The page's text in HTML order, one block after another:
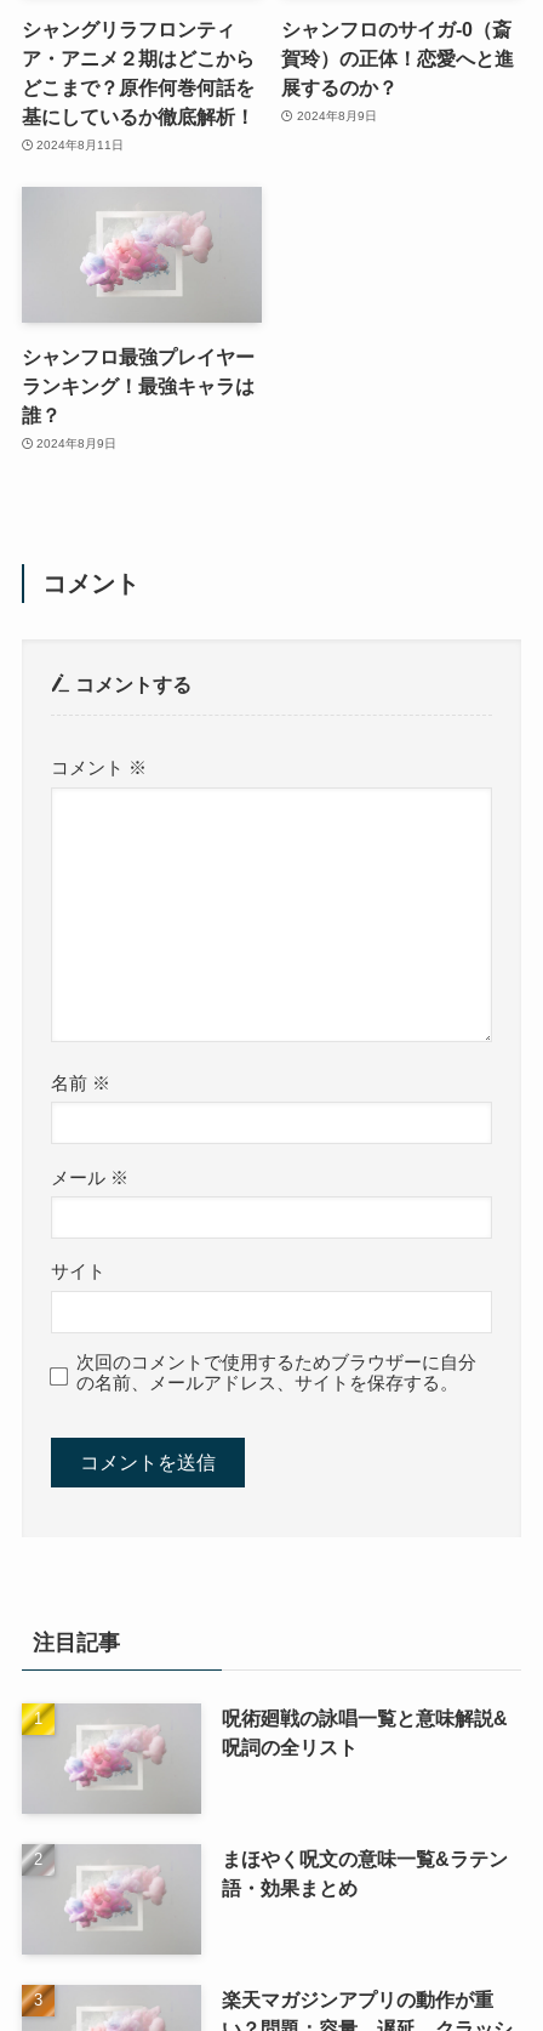
シャングリラフロンティ
ア・アニメ２期はどこから
どこまで？原作何巻何話を
基にしているか徹底解析！
2024年8月11日
シャンフロのサイガ-0（斎
賀玲）の正体！恋愛へと進
展するのか？
2024年8月9日
シャンフロ最強プレイヤー
ランキング！最強キャラは
誰？
2024年8月9日
コメント
コメントする
コメント ※
名前 ※
メール ※
サイト
次回のコメントで使用するためブラウザーに自分
の名前、メールアドレス、サイトを保存する。
注目記事
呪術廻戦の詠唱一覧と意味解説&
呪詞の全リスト
まほやく呪文の意味一覧&ラテン
語・効果まとめ
楽天マガジンアプリの動作が重